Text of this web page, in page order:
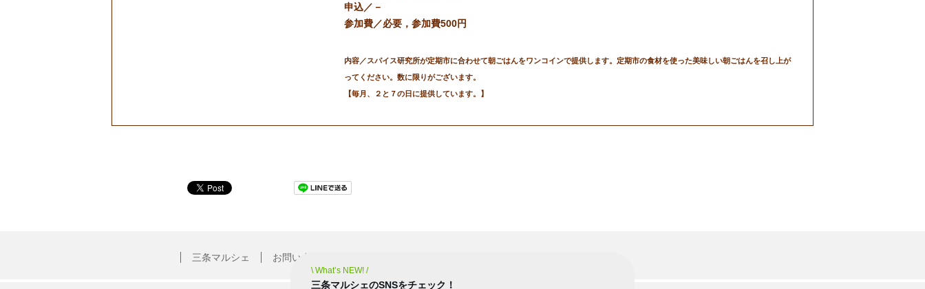
申込／－
参加費／必要，参加費500円
内容／スパイス研究所が定期市に合わせて朝ごはんをワンコインで提供します。定期市の食材を使った美味しい朝ごはんを召し上が
ってください。数に限りがございます。
【毎月、２と７の日に提供しています。】
三条マルシェ お問い合わせ
\ What’s NEW! /
三条マルシェのSNSをチェック！